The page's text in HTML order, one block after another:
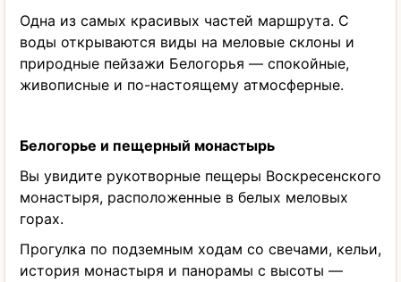
Одна из самых красивых частей маршрута. С
воды открываются виды на меловые склоны и
природные пейзажи Белогорья — спокойные,
живописные и по-настоящему атмосферные.
Белогорье и пещерный монастырь
Вы увидите рукотворные пещеры Воскресенского
монастыря, расположенные в белых меловых
горах.
Прогулка по подземным ходам со свечами, кельи,
история монастыря и панорамы с высоты —